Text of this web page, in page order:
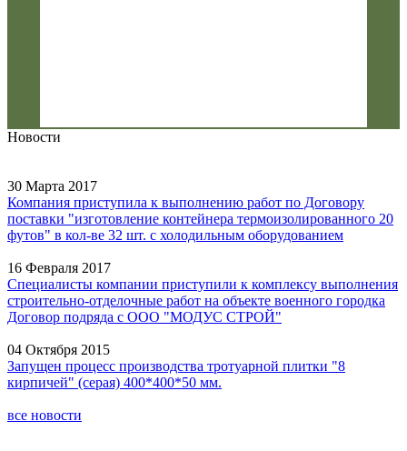
Новости
30 Марта 2017
Компания приступила к выполнению работ по Договору
поставки "изготовление контейнера термоизолированного 20
футов" в кол-ве 32 шт. с холодильным оборудованием
16 Февраля 2017
Специалисты компании приступили к комплексу выполнения
строительно-отделочные работ на объекте военного городка
Договор подряда с ООО "МОДУС СТРОЙ"
04 Октября 2015
Запущен процесс производства тротуарной плитки "8
кирпичей" (серая) 400*400*50 мм.
все новости